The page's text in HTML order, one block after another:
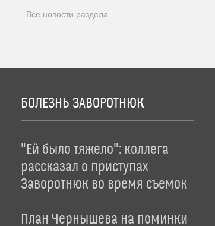
Все новости раздела
БОЛЕЗНЬ ЗАВОРОТНЮК
"Ей было тяжело": коллега
рассказал о приступах
Заворотнюк во время съемок
План Чернышева на поминки